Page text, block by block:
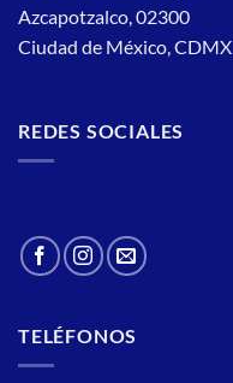
Azcapotzalco, 02300
Ciudad de México, CDMX
REDES SOCIALES
TELÉFONOS